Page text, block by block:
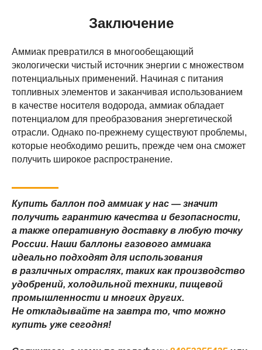
Заключение
Аммиак превратился в многообещающий
экологически чистый источник энергии с множеством
потенциальных применений. Начиная с питания
топливных элементов и заканчивая использованием
в качестве носителя водорода, аммиак обладает
потенциалом для преобразования энергетической
отрасли. Однако по-прежнему существуют проблемы,
которые необходимо решить, прежде чем она сможет
получить широкое распространение.
Купить баллон под аммиак у нас — значит
получить гарантию качества и безопасности,
а также оперативную доставку в любую точку
России. Наши баллоны газового аммиака
идеально подходят для использования
в различных отраслях, таких как производство
удобрений, холодильной техники, пищевой
промышленности и многих других.
Не откладывайте на завтра то, что можно
купить уже сегодня!
Лизинг баллонов
© 2008–2026 «Гермес-газ»
Согласие на обработку персональных данных
Политика конфиденциальности
Договор оферты